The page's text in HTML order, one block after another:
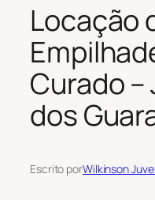
Locação
Curado
dos
Escrito porWilkinson